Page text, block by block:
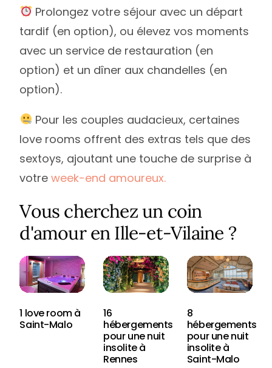
Prolongez votre séjour avec un départ
tardif (en option), ou élevez vos moments
avec un service de restauration (en
option) et un dîner aux chandelles (en
option).
Pour les couples audacieux, certaines
love rooms offrent des extras tels que des
sextoys, ajoutant une touche de surprise à
votreweek-end amoureux.
Vous cherchez un coin
d'amour en Ille-et-Vilaine ?
1 love room à
Saint-Malo
16
hébergements
pour une nuit
insolite à
Rennes
8
hébergements
pour une nuit
insolite à
Saint-Malo